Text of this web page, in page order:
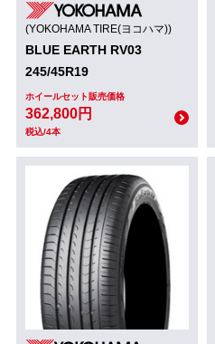
(YOKOHAMA TIRE(ヨコハマ))
BLUE EARTH RV03
245/45R19
ホイールセット販売価格
362,800円
税込/4本